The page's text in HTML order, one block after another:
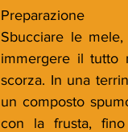
Preparazione
Sbucciare le
immergere il tutto
scorza. In una
un composto
con la frusta,